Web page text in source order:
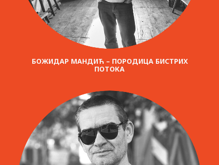
БОЖИДАР МАНДИЋ – ПОРОДИЦА БИСТРИХ
ПОТОКА